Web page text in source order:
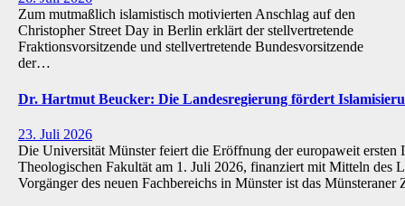
Zum mutmaßlich islamistisch motivierten Anschlag auf den
Christopher Street Day in Berlin erklärt der stellvertretende
Fraktionsvorsitzende und stellvertretende Bundesvorsitzende
der…
Dr. Hartmut Beucker: Die Landesregierung fördert
23. Juli 2026
Die Universität Münster feiert die Eröffnung der europaweit ersten
Theologischen Fakultät am 1. Juli 2026, finanziert mit Mitteln des
Vorgänger des neuen Fachbereichs in Münster ist das